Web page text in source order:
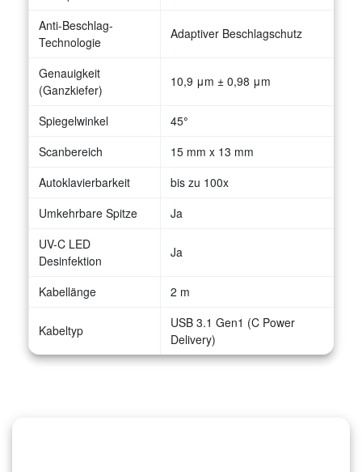
Anti-Beschlag-
Technologie
Adaptiver Beschlagschutz
Genauigkeit
(Ganzkiefer)
10,9 μm ± 0,98 μm
Spiegelwinkel 45°
Scanbereich
15 mm x 13 mm
Autoklavierbarkeit
bis zu 100x
Umkehrbare Spitze
Ja
UV-C LED
Desinfektion
Ja
Kabellänge 2 m
Kabeltyp
USB 3.1 Gen1 (C Power
Delivery)